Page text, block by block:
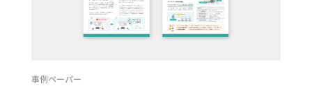
事例ペーパー